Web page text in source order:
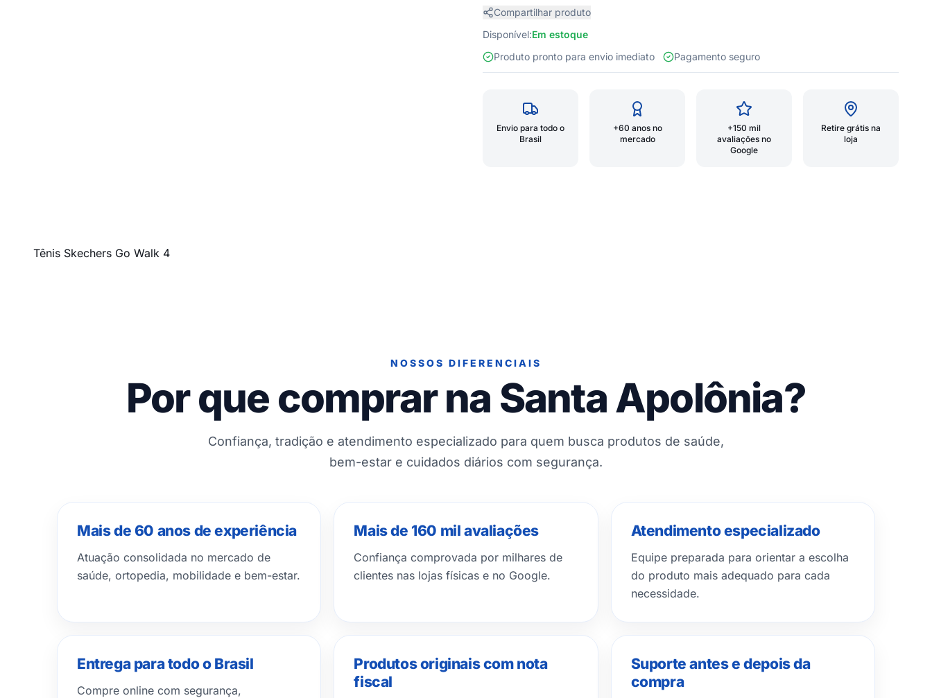
Compartilhar produto
Disponível:Em estoque
Produto pronto para envio imediato
Pagamento seguro
Envio para todo o
Brasil
+60 anos no
mercado
+150 mil
avaliações no
Google
Retire grátis na
loja
Tênis Skechers Go Walk 4
NOSSOS DIFERENCIAIS
Por que comprar na Santa Apolônia?
Confiança, tradição e atendimento especializado para quem busca produtos de saúde,
bem-estar e cuidados diários com segurança.
Mais de 60 anos de experiência
Atuação consolidada no mercado de
saúde, ortopedia, mobilidade e bem-estar.
Mais de 160 mil avaliações
Confiança comprovada por milhares de
clientes nas lojas físicas e no Google.
Atendimento especializado
Equipe preparada para orientar a escolha
do produto mais adequado para cada
necessidade.
Entrega para todo o Brasil
Compre online com segurança,
Produtos originais com nota
fiscal
Suporte antes e depois da
compra